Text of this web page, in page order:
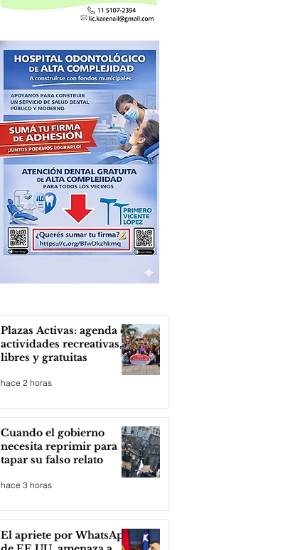
Plazas Activas: agenda de
actividades recreativas,
libres y gratuitas
hace 2 horas
Cuando el gobierno
necesita reprimir para
tapar su falso relato
hace 3 horas
El apriete por WhatsApp